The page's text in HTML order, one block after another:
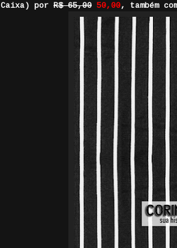
Caixa) por R$ 65,00 50,00, também